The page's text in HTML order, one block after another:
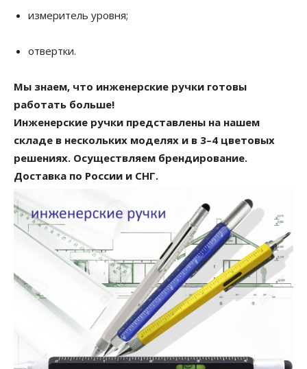
измеритель уровня;
отвертки.
Мы знаем, что инженерские ручки готовы
работать больше!
Инженерские ручки представлены на нашем
складе в нескольких моделях и в 3–4 цветовых
решениях. Осуществляем брендирование.
Доставка по России и СНГ.